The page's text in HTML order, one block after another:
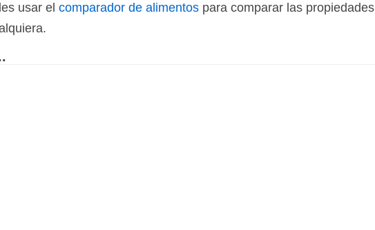
usar el comparador de alimentos para comparar las propiedades